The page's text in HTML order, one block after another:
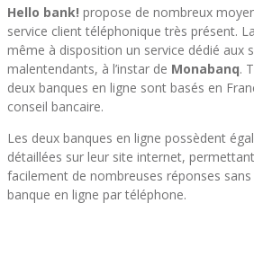
Hello bank! propose de nombreux
service client téléphonique très présent.
même à disposition un service dédié aux
malentendants, à l’instar de Monabanq.
deux banques en ligne sont basés en
conseil bancaire.
Les deux banques en ligne possèdent
détaillées sur leur site internet,
facilement de nombreuses réponses
banque en ligne par téléphone.